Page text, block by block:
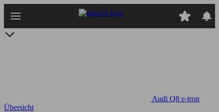
Hauptinhalt
Audi Q8 e-tron
Übersicht